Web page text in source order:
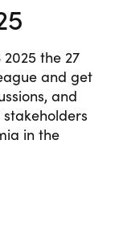
the 27
and get
and
in the